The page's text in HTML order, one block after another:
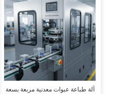
آلة طباعة عبوات معدنية مربعة بسعة